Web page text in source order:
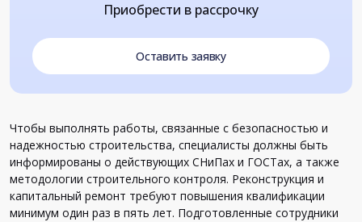
Приобрести в рассрочку
Оставить заявку
Чтобы выполнять работы, связанные с безопасностью и
надежностью строительства, специалисты должны быть
информированы о действующих СНиПах и ГОСТах, а также
методологии строительного контроля. Реконструкция и
капитальный ремонт требуют повышения квалификации
минимум один раз в пять лет. Подготовленные сотрудники